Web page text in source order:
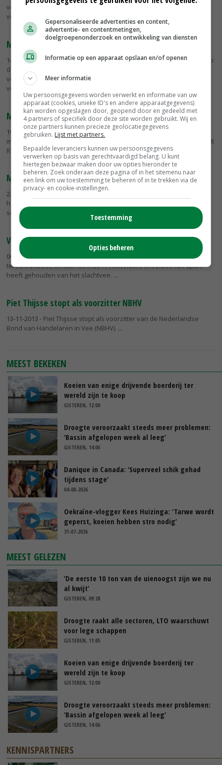
vorige week naar 485 koeien deze week. De slachterijen draaien
volop om het...
Meer slachtvee op veemarkt
14-01-2016
- Melkveehouders blijven koeien afstoten. De aanvoer op
de Leeuwarder veemarkt steeg deze week van 388 slachtkoeien
vorige week naar 485 koeien deze week. De slachterijen draaien
volop om het...
Minder dieren op Baistemaart Winsum
19-10-2015- Op de Baistemaart in het Groningse Winsum zijn
maandag bijna de helft minder dieren aanwezig dan vorig jaar, meldt
RTV Noord.
Minder koeien, meer schapen in Leeuwarden
22-08-2014
- Op de veemarkt in Leeuwarden zijn het afgelopen
halfjaar 500 koeien minder verhandeld. Het aantal verhandelde
schapen steeg met 1.200.
Veemarkt beboet om weiderunderen
06-08-2014
- De stichting Veehandelscentrum Noord Nederland is
terecht beboet, omdat het in 2011 vetweiders onvoldoende apart
heeft gehouden van het slachtvee.
Piet Thijsse stopt als voorzitter NBHV
13-11-2013 - Piet Thijsse stopt als voorzitter van de Nederlandse
Bond van Handelaren in Vee (NBHV).
MEEST BEKEKEN
Koeien van enige drijvende boerderij ter
wereld zijn te koop
GISTEREN, 12:00
Droogte veroorzaakt steeds meer problemen:
‘Bassin afgelopen week al leeg’
GISTEREN, 14:06
Danique in Canada: ‘Superveel schik gehad
tijdens stage’
04-08-2026
Oekraïne-vlogger Kees Huizinga: ‘Tarwe wordt
geperst, koeien hebben stro nodig’
31-07-2026
MEEST GELEZEN
‘De eerste 10 ton van de uienoogst zijn we nu
al kwijt’
GISTEREN, 09:28
Droogte raakt alle sectoren, LTO waarschuwt
voor lege schappen
GISTEREN, 11:05
Koeien van enige drijvende boerderij ter
wereld zijn te koop
GISTEREN, 12:00
Droogte veroorzaakt steeds meer problemen:
‘Bassin afgelopen week al leeg’
GISTEREN, 14:06
KENNISPARTNERS
Gepersonaliseerde advertenties en content,
advertentie- en contentmetingen,
doelgroepenonderzoek en ontwikkeling van diensten
Informatie op een apparaat opslaan en/of openen
Meer informatie
Uw persoonsgegevens worden verwerkt en informatie van uw
apparaat (cookies, unieke ID's en andere apparaatgegevens)
kan worden opgeslagen door, geopend door en gedeeld met
4 partners of specifiek door deze site worden gebruikt. Wij en
onze partners kunnen precieze geolocatiegegevens
gebruiken. Lijst met partners.
Bepaalde leveranciers kunnen uw persoonsgegevens
verwerken op basis van gerechtvaardigd belang. U kunt
hiertegen bezwaar maken door uw opties hieronder te
beheren. Zoek onderaan deze pagina of in het sitemenu naar
een link om uw toestemming te beheren of in te trekken via de
privacy- en cookie-instellingen.
Toestemming
Opties beheren